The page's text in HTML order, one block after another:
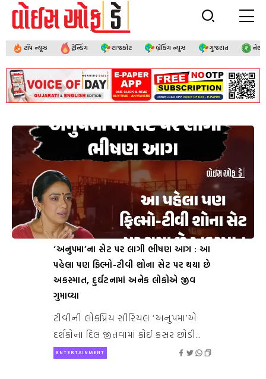
ટૉપ ન્યૂઝ ટ્રેન્ડિંગ રાજકોટ બ્રેકિંગ ન્યૂઝ ગુજરાત
‘અનુપમા’ના સેટ પર લાગી ભીષણ આગ : આ
પહેલા પણ ફિલ્મો-ટીવી શોના સેટ પર થયા છે
અકસ્માત, દુર્ઘટનામાં અનેક લોકોએ જીવ
ગુમાવ્યા
ટીવીની લોકપ્રિય સીરિયલ ‘અનુપમા’એ
દર્શકોના દિલ જીતવામાં કોઈ કસર છોડી...
ENTERTAINMENT